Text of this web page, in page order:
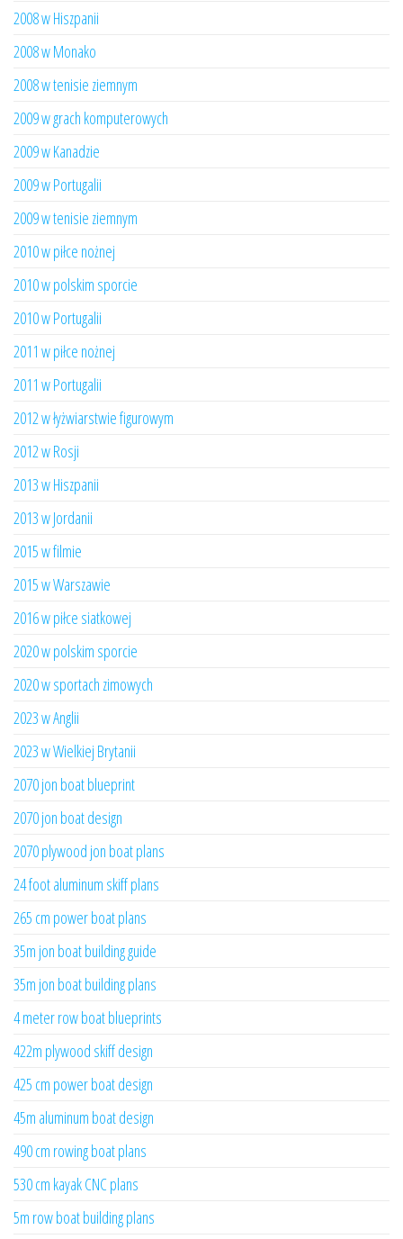
2008 w Hiszpanii
2008 w Monako
2008 w tenisie ziemnym
2009 w grach komputerowych
2009 w Kanadzie
2009 w Portugalii
2009 w tenisie ziemnym
2010 w piłce nożnej
2010 w polskim sporcie
2010 w Portugalii
2011 w piłce nożnej
2011 w Portugalii
2012 w łyżwiarstwie figurowym
2012 w Rosji
2013 w Hiszpanii
2013 w Jordanii
2015 w filmie
2015 w Warszawie
2016 w piłce siatkowej
2020 w polskim sporcie
2020 w sportach zimowych
2023 w Anglii
2023 w Wielkiej Brytanii
2070 jon boat blueprint
2070 jon boat design
2070 plywood jon boat plans
24 foot aluminum skiff plans
265 cm power boat plans
35m jon boat building guide
35m jon boat building plans
4 meter row boat blueprints
422m plywood skiff design
425 cm power boat design
45m aluminum boat design
490 cm rowing boat plans
530 cm kayak CNC plans
5m row boat building plans